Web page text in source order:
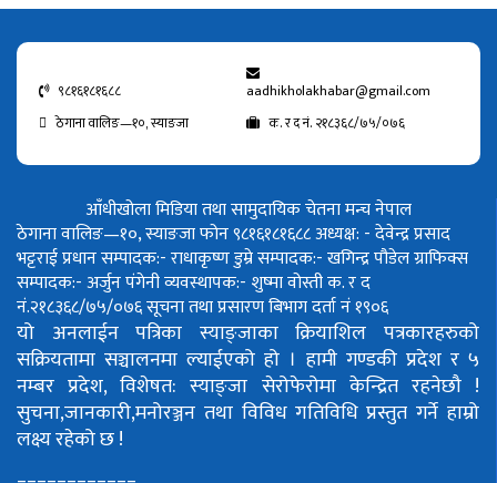
९८१६१८१६८८
aadhikholakhabar@gmail.com
ठेगाना वालिङ—१०, स्याङजा
क. र द नं. २१८३६८/७५/०७६
आँधीखोला मिडिया तथा सामुदायिक चेतना मन्च नेपाल
ठेगाना वालिङ—१०, स्याङजा फोन ९८१६१८१६८८अध्यक्ष: - देवेन्द्र प्रसाद
भट्टराईप्रधान सम्पादक:- राधाकृष्ण डुम्रेसम्पादक:- खगिन्द्र पौडेलग्राफिक्स
सम्पादक:- अर्जुन पंगेनीव्यवस्थापक:- शुष्मा वोस्तीक. र द
नं.२१८३६८/७५/०७६सूचना तथा प्रसारण बिभाग दर्ता नं १९०६
यो अनलाईन पत्रिका स्याङ्जाका क्रियाशिल पत्रकारहरुको
सक्रियतामा सञ्चालनमा ल्याईएको हो । हामी गण्डकी प्रदेश र ५
नम्बर प्रदेश, विशेषत: स्याङ्जा सेरोफेरोमा केन्द्रित रहनेछौ !
सुचना,जानकारी,मनोरञ्जन तथा विविध गतिविधि प्रस्तुत गर्ने हाम्रो
लक्ष्य रहेको छ !